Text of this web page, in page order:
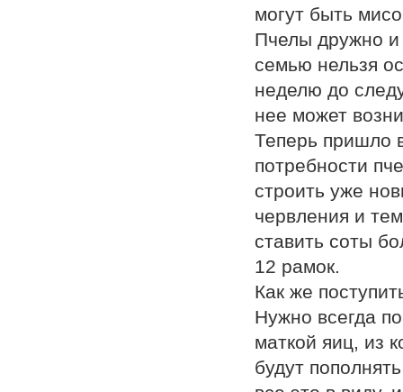
могут быть
Пчелы дружно и
семью нельзя
неделю до
нее может
Теперь пришло
потребности
строить уже
червления и
ставить соты
12 рамок.
Как же
Нужно всегда
маткой яиц, из
будут